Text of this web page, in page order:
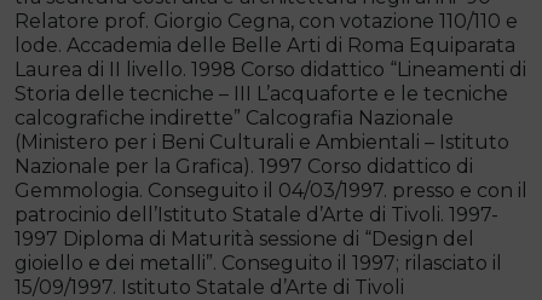
Relatore prof. Giorgio Cegna, con votazione 110/110 e
lode. Accademia delle Belle Arti di Roma Equiparata
Laurea di II livello. 1998 Corso didattico “Lineamenti di
Storia delle tecniche – III L’acquaforte e le tecniche
calcografiche indirette” Calcografia Nazionale
(Ministero per i Beni Culturali e Ambientali – Istituto
Nazionale per la Grafica). 1997 Corso didattico di
Gemmologia. Conseguito il 04/03/1997. presso e con il
patrocinio dell’Istituto Statale d’Arte di Tivoli. 1997-
1997 Diploma di Maturità sessione di “Design del
gioiello e dei metalli”. Conseguito il 1997; rilasciato il
15/09/1997. Istituto Statale d’Arte di Tivoli